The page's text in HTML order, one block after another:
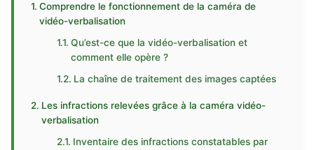
Comprendre le fonctionnement de la caméra de
vidéo-verbalisation
Qu’est-ce que la vidéo-verbalisation et
comment elle opère ?
La chaîne de traitement des images captées
Les infractions relevées grâce à la caméra vidéo-
verbalisation
Inventaire des infractions constatables par